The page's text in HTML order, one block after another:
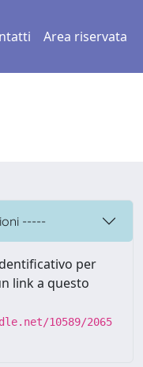
Area riservata
-----
per
link a questo
10589/2065